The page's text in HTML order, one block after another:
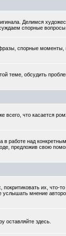
Делимся
спорные вопросы
спорные моменты,
теме, обсудить
что касается
в работе над
предложив свою
их, что-
услышать мнение
оставляйте здесь.